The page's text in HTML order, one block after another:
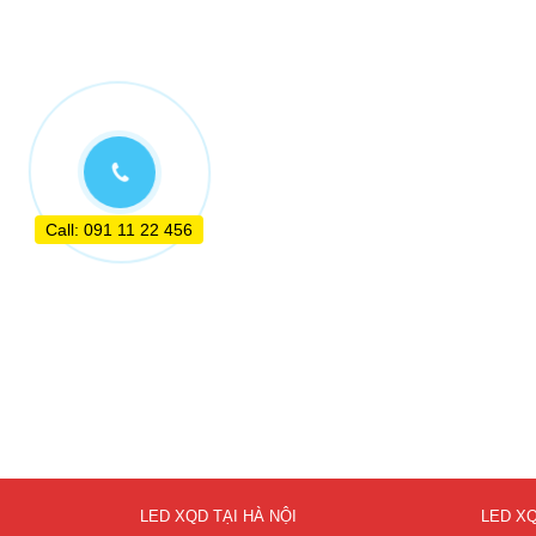
LED XQD TẠI HÀ NỘI LED
Call: 091 11 22 456